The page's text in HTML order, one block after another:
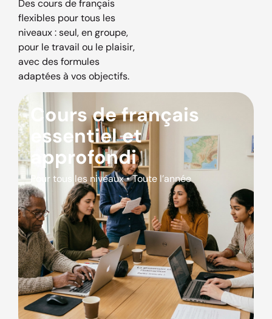
Des cours de français
flexibles pour tous les
niveaux : seul, en groupe,
pour le travail ou le plaisir,
avec des formules
adaptées à vos objectifs.
Cours de français
essentiel et
approfondi
Pour tous les niveaux • Toute l’année